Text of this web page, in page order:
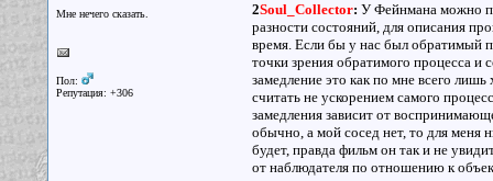
Мне нечего сказать.
Пол:
Репутация: +306
2Soul_Collector: У Фейнмана можно
разности состояний, для описания
время. Если бы у нас был обратимый
точки зрения обратимого процесса и
замедление это как по мне всего
считать не ускорением самого
замедления зависит от
обычно, а мой сосед нет, то для меня
будет, правда фильм он так и не
от наблюдателя по отношению к